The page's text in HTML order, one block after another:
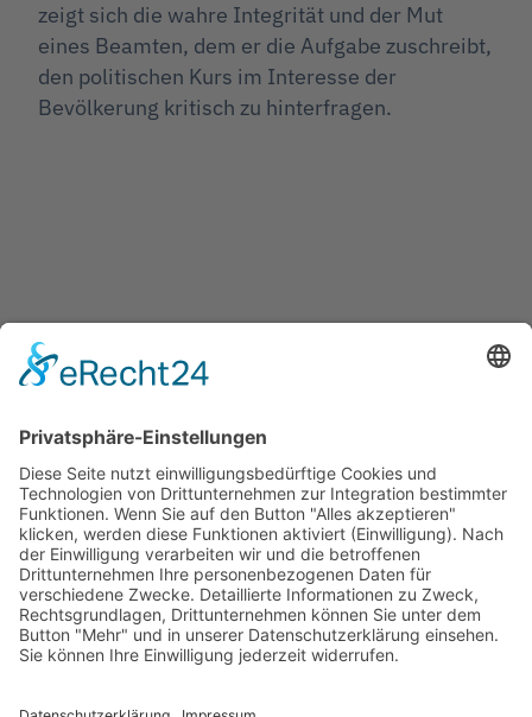
zeigt sich die wahre Integrität und der Mut
eines Beamten, dem er die Aufgabe zuschreibt,
den politischen Kurs im Interesse der
Bevölkerung kritisch zu hinterfragen.
Jetzt teilen
Facebook Twitter
Pinterest WhatsApp Telegram
XING Email